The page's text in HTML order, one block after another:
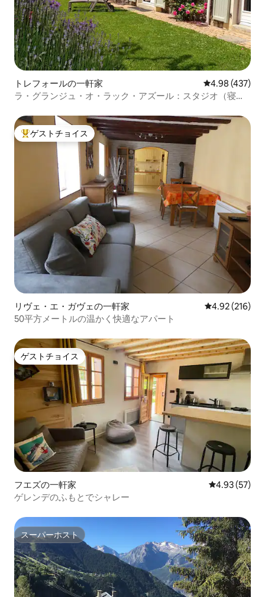
トレフォールの一軒家 レビュー437
4.98 (437)
ラ・グランジュ・オ・ラック・アズール：スタジオ（寝室
大好評のゲストチョイスです。
ゲストチョイス
リヴェ・エ・ガヴェの一軒家 レビュー216
4.92 (216)
50平方メートルの温かく快適なアパート
ゲストチョイス
ゲストチョイス
フエズの一軒家 レビュー57
4.93 (57)
ゲレンデのふもとでシャレー
スーパーホスト
スーパーホスト